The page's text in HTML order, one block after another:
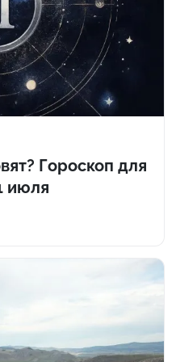
Гороскоп для
июля